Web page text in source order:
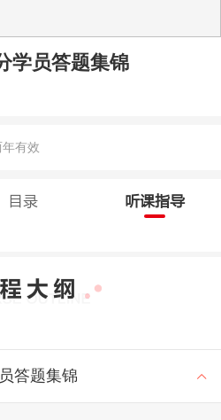
学员答题集锦
有效
目录 听课指导
答题集锦